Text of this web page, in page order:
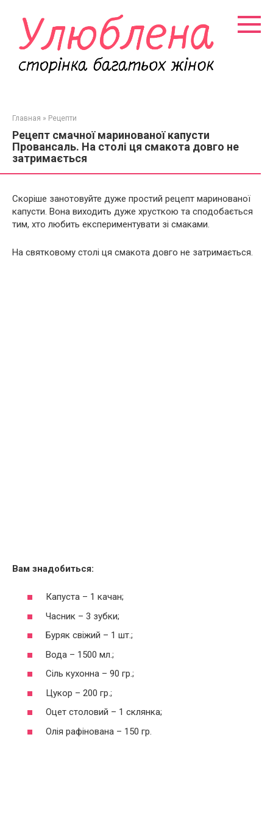
контенту
Главная » Рецепти
Рецепт смачної маринованої капусти
Провансаль. На столі ця смакота довго не
затримається
Скоріше занотовуйте дуже простий рецепт маринованої
капусти. Вона виходить дуже хрусткою та сподобається
тим, хто любить експериментувати зі смаками.
На святковому столі ця смакота довго не затримається.
Вам знадобиться:
Капуста – 1 качан;
Часник – 3 зубки;
Буряк свіжий – 1 шт.;
Вода – 1500 мл.;
Сіль кухонна – 90 гр.;
Цукор – 200 гр.;
Оцет столовий – 1 склянка;
Олія рафінована – 150 гр.